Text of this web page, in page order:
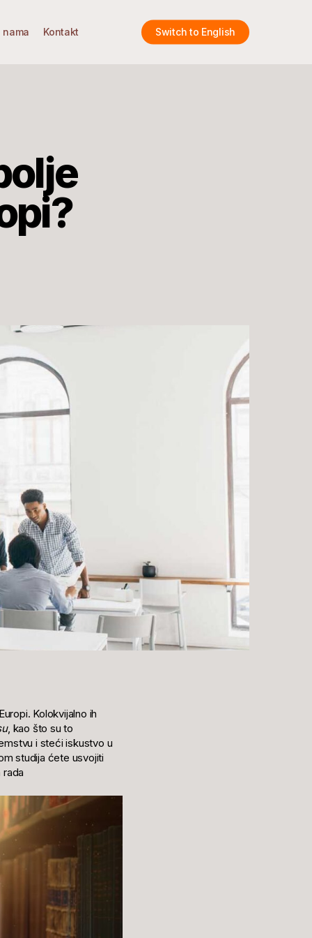
nama Kontakt Switch to English
Kolokvijalno ih
, kao što su to
i steći iskustvo u
studija ćete usvojiti